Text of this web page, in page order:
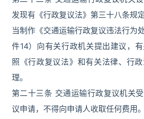
发现有《行政复议法》第三十八条规
当制作《交通运输行政复议违法行为
件14）向有关行政机关提出建议，
照《行政复议法》和有关法律、行
理。
第二十三条 交通运输行政复议机关
议申请，不得向申请人收取任何费用。